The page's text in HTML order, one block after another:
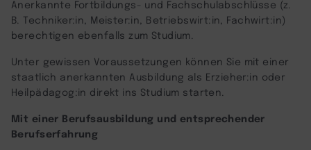
Anerkannte Fortbildungs- und Fachschulabschlüsse (z.
B. Techniker:in, Meister:in, Betriebswirt:in, Fachwirt:in)
berechtigen ebenfalls zum Studium.
Unter gewissen Voraussetzungen können Sie mit einer
staatlich anerkannten Ausbildung als Erzieher:in oder
Heilpädagog:in direkt ins Studium starten.
Mit einer Berufsausbildung und entsprechender
Berufserfahrung